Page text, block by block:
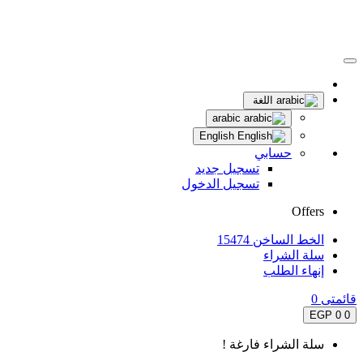
اللغة
حسابي
تسجيل جديد
تسجيل الدخول
Offers
الخط الساخن 15474
سلة الشراء
إنهاء الطلب
قائمتى 0
0
0 EGP
سلة الشراء فارغة !